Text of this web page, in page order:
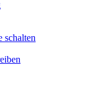
schalten